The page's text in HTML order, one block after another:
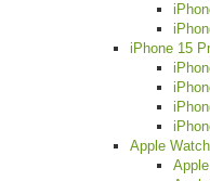
iPhone 15
Apple Watch